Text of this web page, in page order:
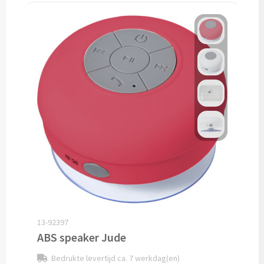
Softshell jassen bedrukken
Jassen bedrukken
Sportkleding
Sport T-shirts bedrukken
Sportshorts bedrukken
Training- & Joggingbroeken bedrukken
Golfkleding bedrukken
Alle sportkleding
13-92397
ABS speaker Jude
Bedrukte levertijd ca. 7 werkdag(en)